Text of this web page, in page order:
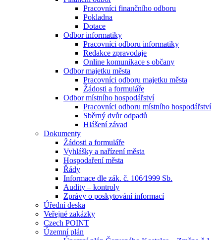
Pracovníci finančního odboru
Pokladna
Dotace
Odbor informatiky
Pracovníci odboru informatiky
Redakce zpravodaje
Online komunikace s občany
Odbor majetku města
Pracovníci odboru majetku města
Žádosti a formuláře
Odbor místního hospodářství
Pracovníci odboru místního hospodářství
Sběrný dvůr odpadů
Hlášení závad
Dokumenty
Žádosti a formuláře
Vyhlášky a nařízení města
Hospodaření města
Řády
Informace dle zák. č. 106⁄1999 Sb.
Audity – kontroly
Zprávy o poskytování informací
Úřední deska
Veřejné zakázky
Czech POINT
Územní plán